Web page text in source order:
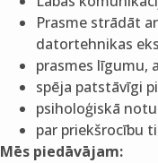
Prasme strādāt
datortehnikas
prasmes līgumu,
spēja patstāvīgi
psiholoģiskā
par priekšrocību
Mēs piedāvājam: